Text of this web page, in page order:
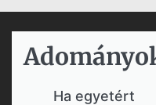
Ha egyetért